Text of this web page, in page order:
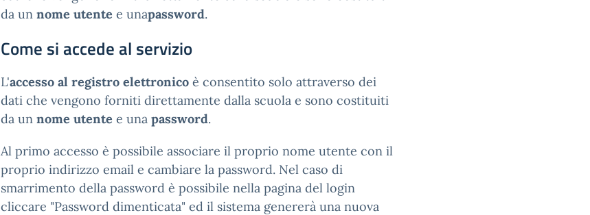
da un nome utente e unapassword.
Come si accede al servizio
L'accesso al registro elettronico è consentito solo attraverso dei
dati che vengono forniti direttamente dalla scuola e sono costituiti
da un nome utente e una password.
Al primo accesso è possibile associare il proprio nome utente con il
proprio indirizzo email e cambiare la password. Nel caso di
smarrimento della password è possibile nella pagina del login
cliccare "Password dimenticata" ed il sistema genererà una nuova